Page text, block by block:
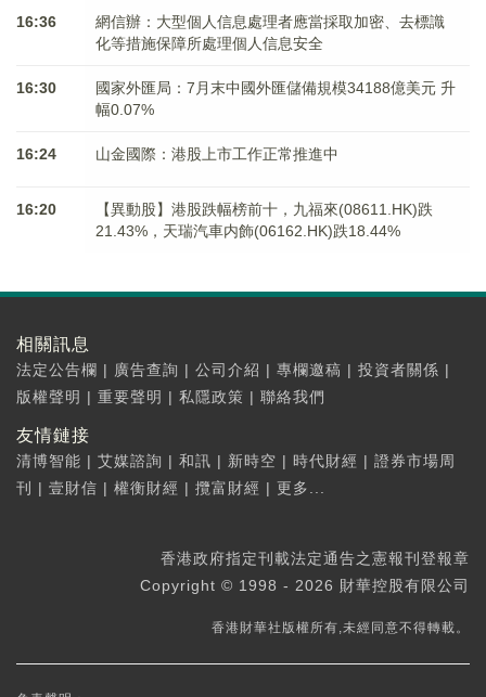
16:36
網信辦：大型個人信息處理者應當採取加密、去標識
化等措施保障所處理個人信息安全
16:30
國家外匯局：7月末中國外匯儲備規模34188億美元 升
幅0.07%
16:24 山金國際：港股上市工作正常推進中
16:20
【異動股】港股跌幅榜前十，九福來(08611.HK)跌
21.43%，天瑞汽車内飾(06162.HK)跌18.44%
相關訊息
法定公告欄 | 廣告查詢 | 公司介紹 | 專欄邀稿 | 投資者關係 |
版權聲明 | 重要聲明 | 私隱政策 | 聯絡我們
友情鏈接
清博智能 | 艾媒諮詢 | 和訊 | 新時空 | 時代財經 | 證券市場周
刊
| 壹財信 | 權衡財經 | 攬富財經 | 更多...
香港政府指定刊載法定通告之憲報刊登報章
Copyright © 1998 - 2026 財華控股有限公司
香港財華社版權所有,未經同意不得轉載。